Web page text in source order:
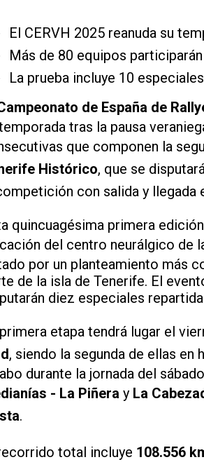
El CERVH 2025 reanuda su
Más de 80 equipos
La prueba incluye 10
de España de
tras la pausa
que componen la
Histórico, que se
con salida y llegada
quincuagésima primera
del centro neurálgico de
por un planteamiento más
de la isla de Tenerife. El
diez especiales
etapa tendrá lugar el
, siendo la segunda de ellas
durante la jornada del
- La Piñera y La
.
total incluye 108.556